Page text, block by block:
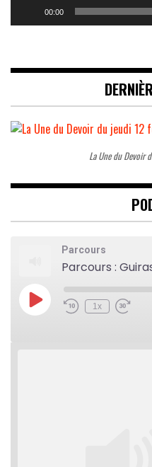
00:00
La Une du Devoir
Parcours
Parcours :
Play
Episode
Rewind
1x
Fast